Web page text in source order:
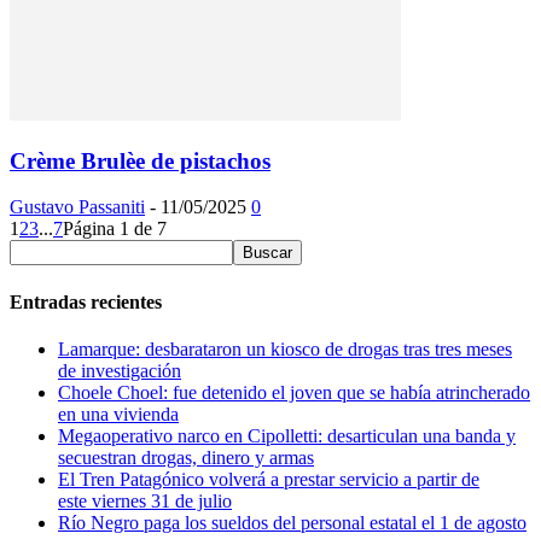
Crème Brulèe de pistachos
Gustavo Passaniti - 11/05/2025 0
1 23...7Página 1 de 7
Entradas recientes
Lamarque: desbarataron un kiosco de drogas tras tres meses
de investigación
Choele Choel: fue detenido el joven que se había atrincherado
en una vivienda
Megaoperativo narco en Cipolletti: desarticulan una banda y
secuestran drogas, dinero y armas
El Tren Patagónico volverá a prestar servicio a partir de
este viernes 31 de julio
Río Negro paga los sueldos del personal estatal el 1 de agosto